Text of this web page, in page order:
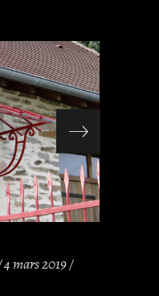
4 mars 2019